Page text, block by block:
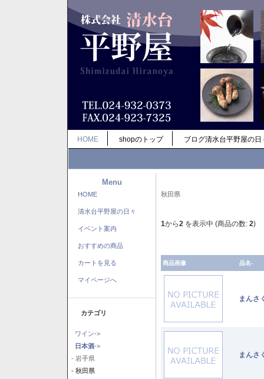
HOME shopのトップ ブログ清水台平野屋の日
Menu
HOME
清水台平野屋の日々
イベント案内
おすすめの商品
カートを見る
マイページへ
カテゴリ
ワイン->
日本酒->
- 岩手県
- 秋田県
秋田県
1から2 を表示中 (商品の数: 2)
商品画像 品名-
まん
まん